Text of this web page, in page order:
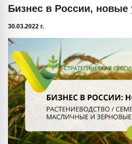
Бизнес в России, новые
30.03.2022 г.